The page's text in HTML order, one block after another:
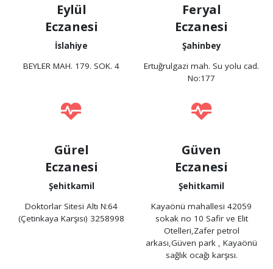
Eylül
Eczanesi
İslahiye
BEYLER MAH. 179. SOK. 4
Feryal
Eczanesi
Şahinbey
Ertuğrulgazi mah. Su yolu cad.
No:177
Gürel
Eczanesi
Şehitkamil
Doktorlar Sitesi Altı N:64
(Çetinkaya Karşısı) 3258998
Güven
Eczanesi
Şehitkamil
Kayaönü mahallesi 42059
sokak no 10 Safir ve Elit
Otelleri,Zafer petrol
arkası,Güven park , Kayaönü
sağlık ocağı karşısı.